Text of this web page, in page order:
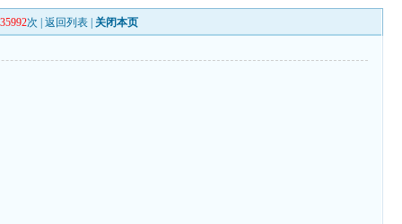
次 |返回列表 关闭本页